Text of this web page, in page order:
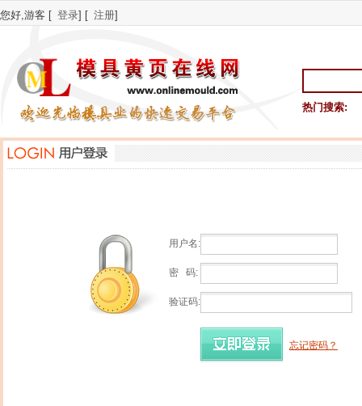
您好,游客 [ 登录] [ 注册]
热门搜索:
用户名:
密 码:
验证码:
忘记密码？